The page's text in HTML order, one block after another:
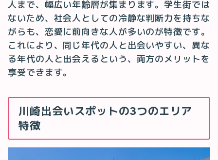
人まで、幅広い年齢層が集まります。学生街では
ないため、社会人としての冷静な判断力を持ちな
がらも、恋愛に前向きな人が多いのが特徴です。
これにより、同じ年代の人と出会いやすい、異な
る年代の人と出会えるという、両方のメリットを
享受できます。
川崎出会いスポットの3つのエリア
特徴